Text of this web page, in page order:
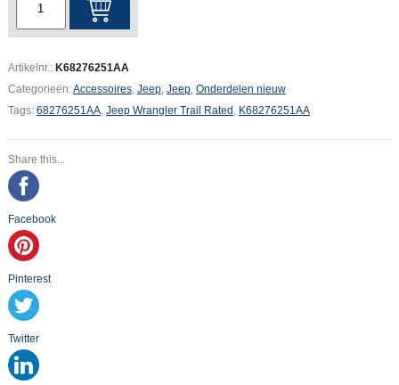
JK
Embleem
Trail
Rated
aantal
Artikelnr.: K68276251AA
Categorieën:Accessoires, Jeep, Jeep, Onderdelen nieuw
Tags: 68276251AA, Jeep Wrangler Trail Rated K68276251AA
Share this...
Facebook
Pinterest
Twitter